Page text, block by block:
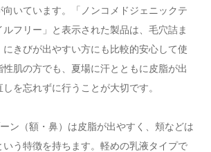
向いています。「ノンコメドジェニックテ
ルフリー」と表示された製品は、毛穴詰ま
にきびが出やすい方にも比較的安心して使
性肌の方でも、夏場に汗とともに皮脂が出
を忘れずに行うことが大切です。
ン（額・鼻）は皮脂が出やすく、頬などは
う特徴を持ちます。軽めの乳液タイプで